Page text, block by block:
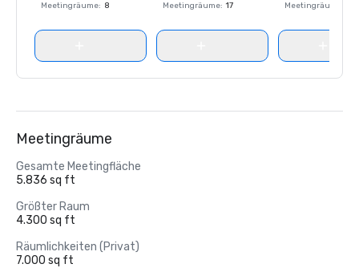
Meetingräume: 8
Meetingräume: 17
Meetingräume
Meetingräume
Gesamte Meetingfläche
5.836 sq ft
Größter Raum
4.300 sq ft
Räumlichkeiten (Privat)
7.000 sq ft